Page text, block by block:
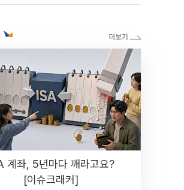
계좌, 5년마다 깨라고요?
[이슈크래커]